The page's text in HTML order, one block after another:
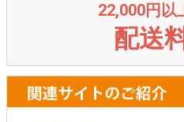
22,000円以
配送